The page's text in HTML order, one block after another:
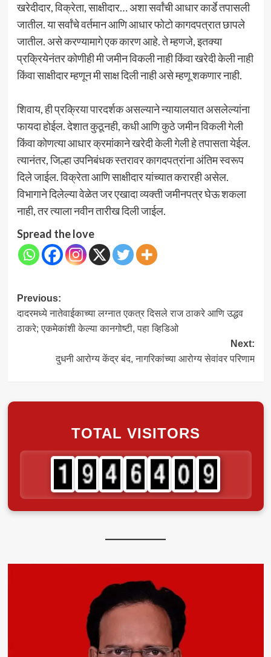
खरेदीदार, विक्रेता, साक्षीदार… अशा सर्वांची आधार कार्डे तपासली
जातील. या सर्वांचे वर्तमान आणि आधार फोटो कागदपत्रात छापले
जातील. असे करण्यामागे एक कारण आहे. ते म्हणजे, इतक्या
प्रक्रियेनंतर कोणीही मी जमीन विकली नाही किंवा खरेदी केली नाही
किंवा साक्षीदार म्हणून मी साक्ष दिली नाही असे म्हणू शकणार नाही.
शिवाय, ही प्रक्रिया पारदर्शक असल्याने न्यायालयात असलेल्यांना
फायदा होईल. देशात कुठूनही, कधी आणि कुठे जमीन विकली गेली
किंवा कोणत्या आधार क्रमांकाने खरेदी केली गेली हे तपासता येईल.
त्यानंतर, जिल्हा उपनिबंधक स्तरावर कागदपत्रांना अंतिम स्वरूप
दिले जाईल. विक्रेता आणि साक्षीदार यांच्यात करारही असेल.
विभागाने दिलेल्या वेळेत जर एखादा व्यक्ती जमीनपत्र घेऊ शकला
नाही, तर त्याला नवीन तारीख दिली जाईल.
Spread the love
Post
navigation
Previous:
दादरमध्ये नातेवाईकाच्या लग्नात एकत्र दिसले राज ठाकरे आणि उद्धव
ठाकरे; एकमेकांशी केल्या कानगोष्टी, पहा व्हिडिओ
Next:
दुधनी आरोग्य केंद्र बंद, नागरिकांच्या आरोग्य सेवांवर परिणाम
TOTAL VISITORS